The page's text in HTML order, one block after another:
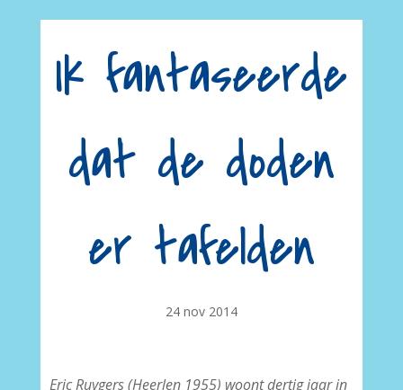
Ik fantaseerde
dat de doden
er tafelden
24 nov 2014
Eric Ruygers (Heerlen 1955) woont dertig jaar in